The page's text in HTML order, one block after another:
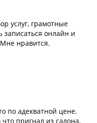
услуг, грамотные
записаться онлайн и
нравится.
по адекватной цене.
что пригнал из салона,